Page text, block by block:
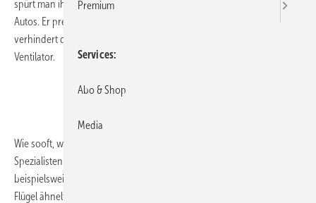
spürt man ihn nur, als leichte Brise aus den Lüftungsschlitzen des
Autos. Er presst die Verbrennungsluft in den uralten Ölkessel und er
verhindert das Verglühen des DualCores im modernen PC: Der
Ventilator.
Wie sooft, wenn jemand seinen Job besonders gut machen soll, sind
Spezialisten gefragt. Im Falle eines Deckenventilators rotiert
beispielsweise eine Anzahl von Flügeln um eine Achse. Die Form der
Flügel ähnelt denen von Insekten. Dann wiederum sind gekrümmte
Premium
Services
Abo & Shop
Media